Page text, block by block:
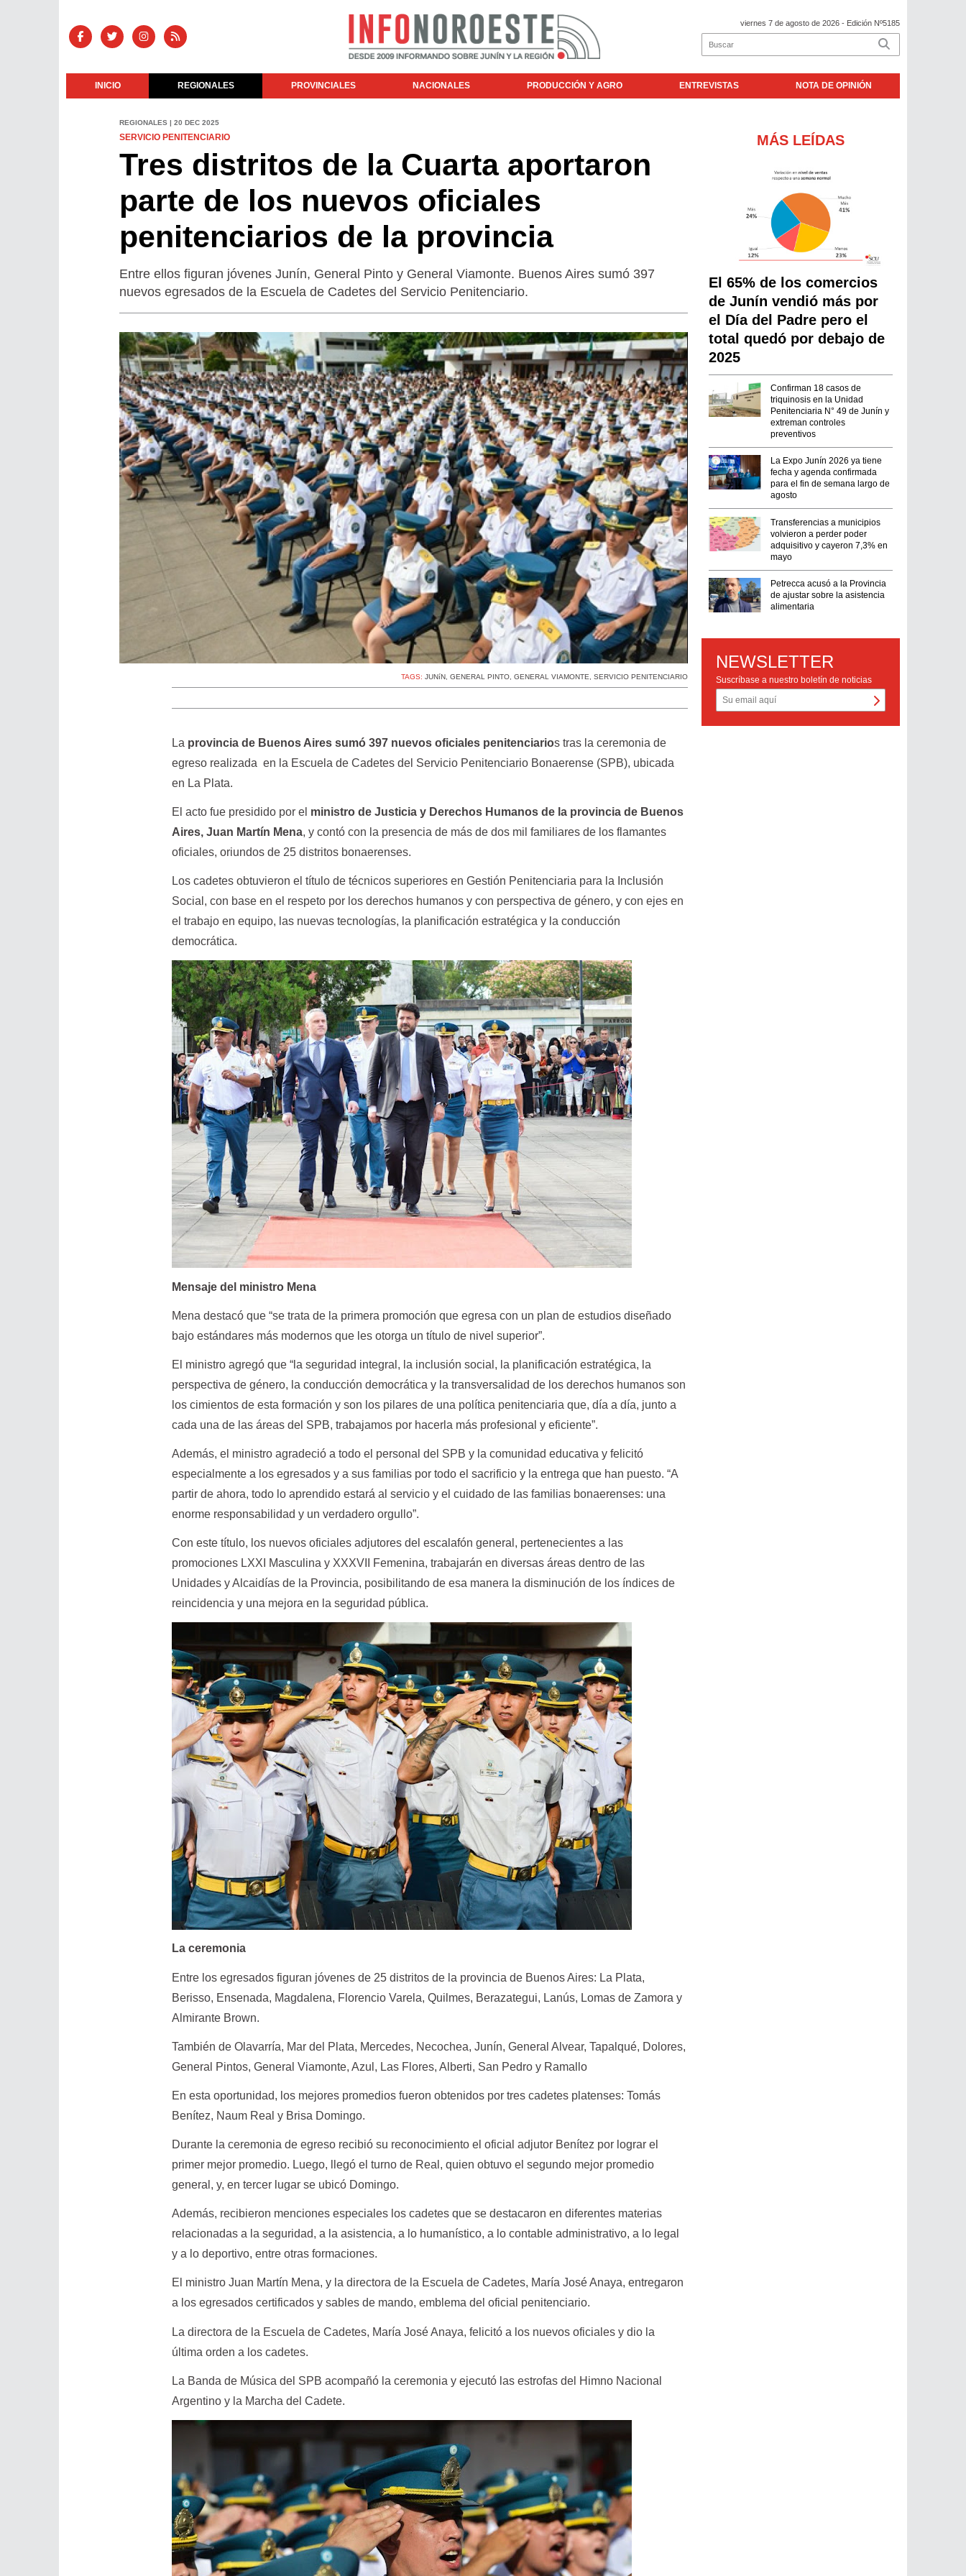
viernes 7 de agosto de 2026 - Edición Nº5185
INICIO REGIONALES PROVINCIALES NACIONALES PRODUCCIÓN Y AGRO ENTREVISTAS NOTA DE OPINIÓN
REGIONALES | 20 DEC 2025
SERVICIO PENITENCIARIO
Tres distritos de la Cuarta aportaron
parte de los nuevos oficiales
penitenciarios de la provincia
Entre ellos figuran jóvenes Junín, General Pinto y General Viamonte. Buenos Aires sumó 397
nuevos egresados de la Escuela de Cadetes del Servicio Penitenciario.
TAGS:JUNíN ,GENERAL PINTO ,GENERAL VIAMONTE ,SERVICIO PENITENCIARIO
La provincia de Buenos Aires sumó 397 nuevos oficiales penitenciarios tras la ceremonia de
egreso realizada en la Escuela de Cadetes del Servicio Penitenciario Bonaerense (SPB), ubicada
en La Plata.
El acto fue presidido por el ministro de Justicia y Derechos Humanos de la provincia de Buenos
Aires, Juan Martín Mena, y contó con la presencia de más de dos mil familiares de los flamantes
oficiales, oriundos de 25 distritos bonaerenses.
Los cadetes obtuvieron el título de técnicos superiores en Gestión Penitenciaria para la Inclusión
Social, con base en el respeto por los derechos humanos y con perspectiva de género, y con ejes en
el trabajo en equipo, las nuevas tecnologías, la planificación estratégica y la conducción
democrática.
Mensaje del ministro Mena
Mena destacó que “se trata de la primera promoción que egresa con un plan de estudios diseñado
bajo estándares más modernos que les otorga un título de nivel superior”.
El ministro agregó que “la seguridad integral, la inclusión social, la planificación estratégica, la
perspectiva de género, la conducción democrática y la transversalidad de los derechos humanos son
los cimientos de esta formación y son los pilares de una política penitenciaria que, día a día, junto a
cada una de las áreas del SPB, trabajamos por hacerla más profesional y eficiente”.
Además, el ministro agradeció a todo el personal del SPB y la comunidad educativa y felicitó
especialmente a los egresados y a sus familias por todo el sacrificio y la entrega que han puesto. “A
partir de ahora, todo lo aprendido estará al servicio y el cuidado de las familias bonaerenses: una
enorme responsabilidad y un verdadero orgullo”.
Con este título, los nuevos oficiales adjutores del escalafón general, pertenecientes a las
promociones LXXI Masculina y XXXVII Femenina, trabajarán en diversas áreas dentro de las
Unidades y Alcaidías de la Provincia, posibilitando de esa manera la disminución de los índices de
reincidencia y una mejora en la seguridad pública.
La ceremonia
Entre los egresados figuran jóvenes de 25 distritos de la provincia de Buenos Aires: La Plata,
Berisso, Ensenada, Magdalena, Florencio Varela, Quilmes, Berazategui, Lanús, Lomas de Zamora y
Almirante Brown.
También de Olavarría, Mar del Plata, Mercedes, Necochea, Junín, General Alvear, Tapalqué, Dolores,
General Pintos, General Viamonte, Azul, Las Flores, Alberti, San Pedro y Ramallo
En esta oportunidad, los mejores promedios fueron obtenidos por tres cadetes platenses: Tomás
Benítez, Naum Real y Brisa Domingo.
Durante la ceremonia de egreso recibió su reconocimiento el oficial adjutor Benítez por lograr el
primer mejor promedio. Luego, llegó el turno de Real, quien obtuvo el segundo mejor promedio
general, y, en tercer lugar se ubicó Domingo.
Además, recibieron menciones especiales los cadetes que se destacaron en diferentes materias
relacionadas a la seguridad, a la asistencia, a lo humanístico, a lo contable administrativo, a lo legal
y a lo deportivo, entre otras formaciones.
El ministro Juan Martín Mena, y la directora de la Escuela de Cadetes, María José Anaya, entregaron
a los egresados certificados y sables de mando, emblema del oficial penitenciario.
La directora de la Escuela de Cadetes, María José Anaya, felicitó a los nuevos oficiales y dio la
última orden a los cadetes.
La Banda de Música del SPB acompañó la ceremonia y ejecutó las estrofas del Himno Nacional
Argentino y la Marcha del Cadete.
MÁS LEÍDAS
El 65% de los comercios
de Junín vendió más por
el Día del Padre pero el
total quedó por debajo de
2025
Confirman 18 casos de
triquinosis en la Unidad
Penitenciaria N° 49 de Junín y
extreman controles
preventivos
La Expo Junín 2026 ya tiene
fecha y agenda confirmada
para el fin de semana largo de
agosto
Transferencias a municipios
volvieron a perder poder
adquisitivo y cayeron 7,3% en
mayo
Petrecca acusó a la Provincia
de ajustar sobre la asistencia
alimentaria
NEWSLETTER
Suscríbase a nuestro boletín de noticias